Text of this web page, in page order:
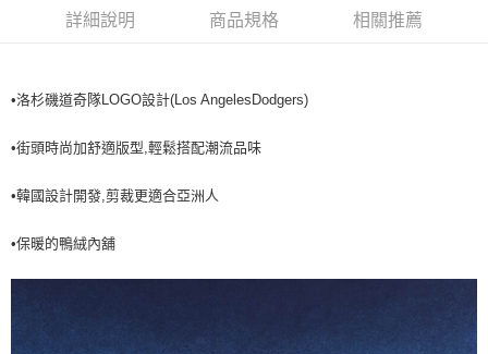
全家取貨付款<未取貨列黑名單/不支援離島取退>
全家取貨<不支援離島取退>
每筆NT$60，滿NT$499(含以上)免運費
7-11取貨<不支援離島取退>
每筆NT$80，滿NT$699(含以上)免運費
詳細說明 商品規格 相關推薦
•洛杉磯道奇隊LOGO設計(Los AngelesDodgers)
•街頭時尚加舒適版型,輕鬆搭配潮流品味
•韓國設計開發,剪裁更適合亞洲人
•保暖的鴨絨內舖